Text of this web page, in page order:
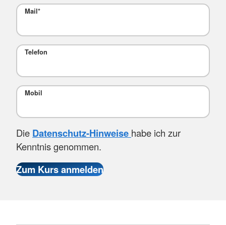
Mail*
Telefon
Mobil
Die Datenschutz-Hinweise habe ich zur
Kenntnis genommen.